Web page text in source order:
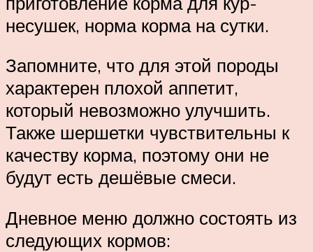
несушек, норма корма на сутки.
Запомните, что для этой породы
характерен плохой аппетит,
который невозможно улучшить.
Также шершетки чувствительны к
качеству корма, поэтому они не
будут есть дешёвые смеси.
Дневное меню должно состоять из
следующих кормов: